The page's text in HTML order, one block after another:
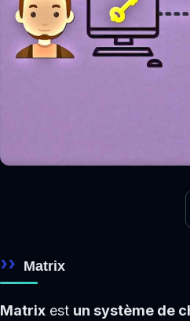
Matrix
Matrix est un système de